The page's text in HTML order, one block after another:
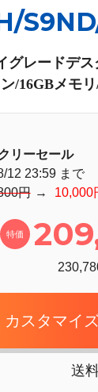
グレードデス
/16GBメモリ
リーセール
12 23:59 まで
円 → 10,000
特価
カスタマイ
送